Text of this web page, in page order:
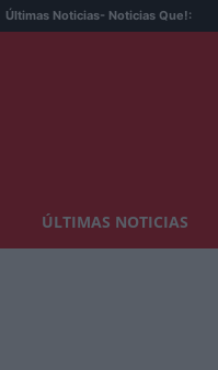
Últimas Noticias- Noticias Que!:
ÚLTIMAS NOTICIAS